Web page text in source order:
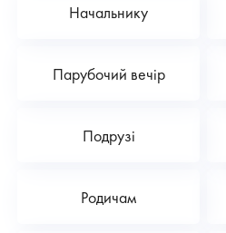
Начальнику
Парубочий вечір
Подрузі
Родичам